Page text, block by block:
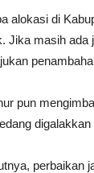
alokasi di
Jika masih ada
pun
digalakkan
perbaikan